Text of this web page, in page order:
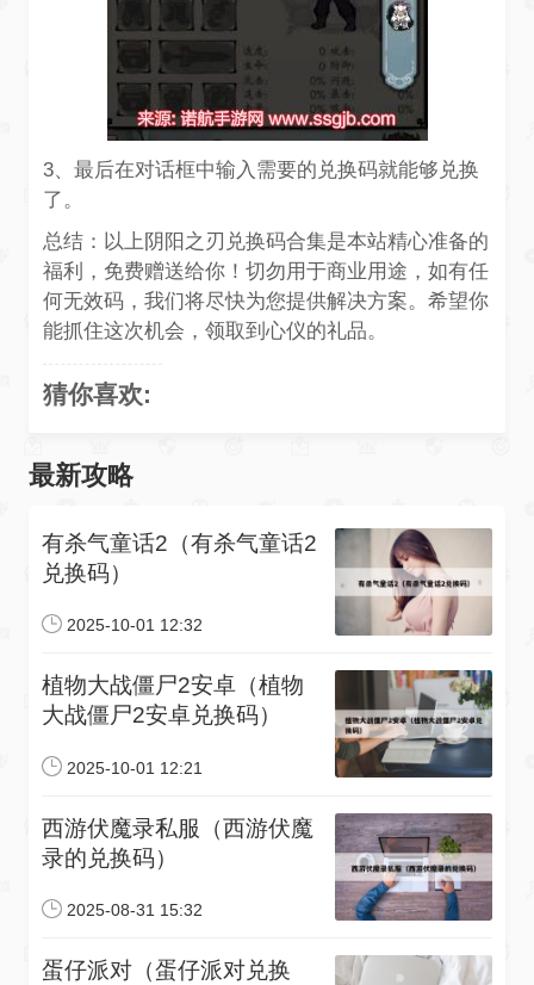
3、最后在对话框中输入需要的兑换码就能够兑换
了。
总结：以上阴阳之刃兑换码合集是本站精心准备的
福利，免费赠送给你！切勿用于商业用途，如有任
何无效码，我们将尽快为您提供解决方案。希望你
能抓住这次机会，领取到心仪的礼品。
猜你喜欢:
最新攻略
有杀气童话2（有杀气童话2
兑换码）
2025-10-01 12:32
植物大战僵尸2安卓（植物
大战僵尸2安卓兑换码）
2025-10-01 12:21
西游伏魔录私服（西游伏魔
录的兑换码）
2025-08-31 15:32
蛋仔派对（蛋仔派对兑换